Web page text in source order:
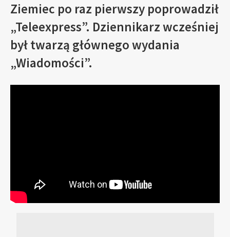
Ziemiec po raz pierwszy poprowadził
„Teleexpress”. Dziennikarz wcześniej
był twarzą głównego wydania
„Wiadomości”.